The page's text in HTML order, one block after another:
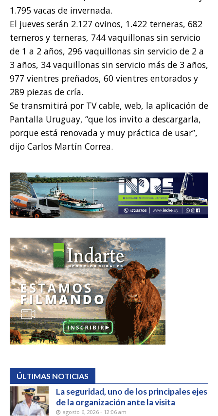
1.795 vacas de invernada.
El jueves serán 2.127 ovinos, 1.422 terneras, 682
terneros y terneras, 744 vaquillonas sin servicio
de 1 a 2 años, 296 vaquillonas sin servicio de 2 a
3 años, 34 vaquillonas sin servicio más de 3 años,
977 vientres preñados, 60 vientres entorados y
289 piezas de cría.
Se transmitirá por TV cable, web, la aplicación de
Pantalla Uruguay, “que los invito a descargarla,
porque está renovada y muy práctica de usar”,
dijo Carlos Martín Correa.
ÚLTIMAS NOTICIAS
La seguridad, uno de los principales ejes
de la organización ante la visita
agosto 6, 2026 - 12:06 am